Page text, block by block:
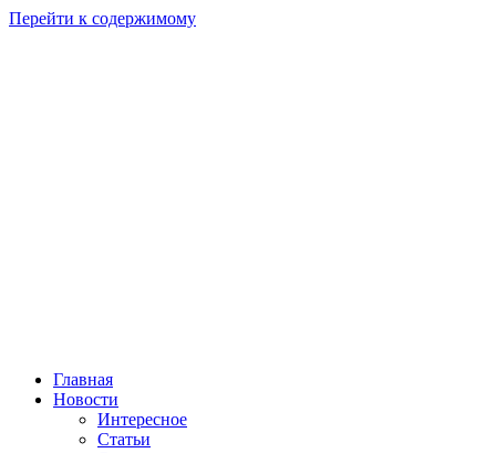
Перейти к содержимому
Главная
Новости
Интересное
Статьи